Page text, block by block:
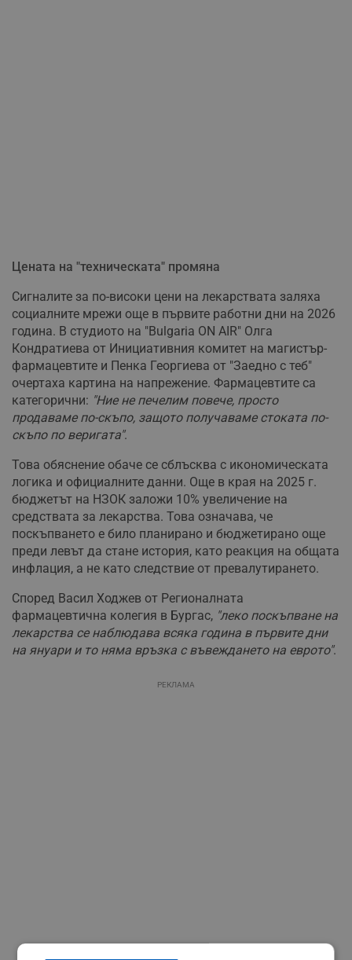
Цената на "техническата" промяна
Сигналите за по-високи цени на лекарствата заляха
социалните мрежи още в първите работни дни на 2026
година. В студиото на "Bulgaria ON AIR" Олга
Кондратиева от Инициативния комитет на магистър-
фармацевтите и Пенка Георгиева от "Заедно с теб"
очертаха картина на напрежение. Фармацевтите са
категорични: "Ние не печелим повече, просто
продаваме по-скъпо, защото получаваме стоката по-
скъпо по веригата".
Това обяснение обаче се сблъсква с икономическата
логика и официалните данни. Още в края на 2025 г.
бюджетът на НЗОК заложи 10% увеличение на
средствата за лекарства. Това означава, че
поскъпването е било планирано и бюджетирано още
преди левът да стане история, като реакция на общата
инфлация, а не като следствие от превалутирането.
Според Васил Ходжев от Регионалната
фармацевтична колегия в Бургас, "леко поскъпване на
лекарства се наблюдава всяка година в първите дни
на януари и то няма връзка с въвеждането на еврото".
РЕКЛАМА